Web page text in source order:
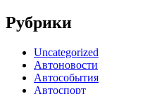
Рубрики
Uncategorized
Автоновости
Автособытия
Автоспорт